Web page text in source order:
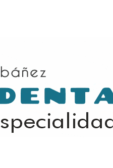
coste de adecuación del viaducto de San Martín